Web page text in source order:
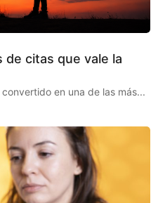
de citas que vale la
en una de las más...